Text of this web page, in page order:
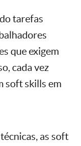
tarefas
que exigem
cada vez
soft skills em
as soft